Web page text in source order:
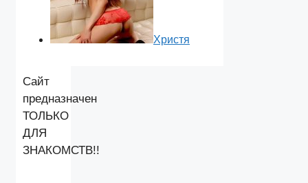
Христя
Сайт
предназначен
ТОЛЬКО
ДЛЯ
ЗНАКОМСТВ!!